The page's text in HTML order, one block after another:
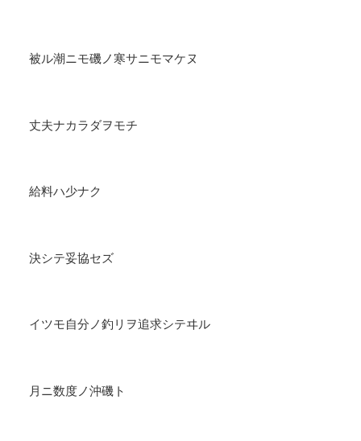
被ル潮ニモ磯ノ寒サニモマケヌ
丈夫ナカラダヲモチ
給料ハ少ナク
決シテ妥協セズ
イツモ自分ノ釣リヲ追求シテヰル
月ニ数度ノ沖磯ト